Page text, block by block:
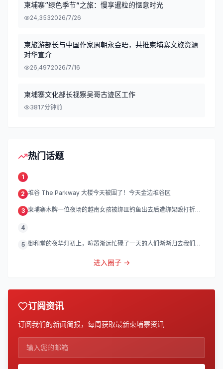
柬埔寨“绿色季节”之旅：慢享暹粒的惬意时光
24,3532026/7/26
柬旅游部长与中国作家周朝永会晤，共推柬埔寨文旅资源
对华宣介
26,4972026/7/16
柬埔寨文化部长视察吴哥古迹区工作
3817分钟前
热门话题
1
2 堆谷 The Parkway 大楼今天被围了！今天金边堆谷区
3 柬埔寨木牌一位夜场的越南女孩被绑匪钓鱼出去后遭绑架殴打折
4
5 御和堂的夜华灯初上，喧嚣渐远忙碌了一天的人们渐渐归去我们的
进入圈子 →
订阅资讯
订阅我们的新闻简报，每周获取最新柬埔寨资讯